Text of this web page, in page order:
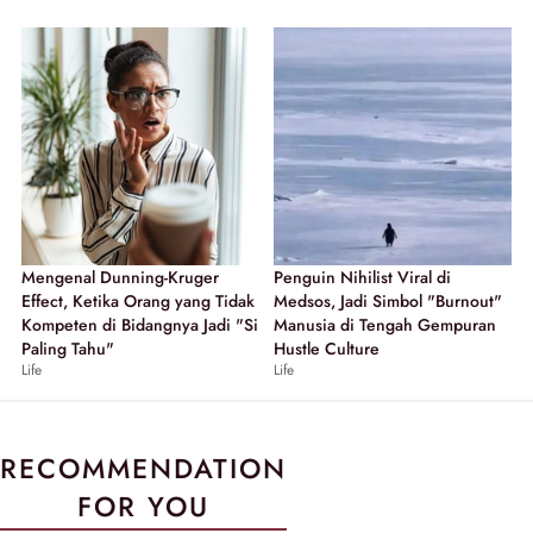
Mengenal Dunning-Kruger
Effect, Ketika Orang yang Tidak
Kompeten di Bidangnya Jadi "Si
Paling Tahu"
Life
Penguin Nihilist Viral di
Medsos, Jadi Simbol "Burnout"
Manusia di Tengah Gempuran
Hustle Culture
Life
RECOMMENDATION
FOR YOU